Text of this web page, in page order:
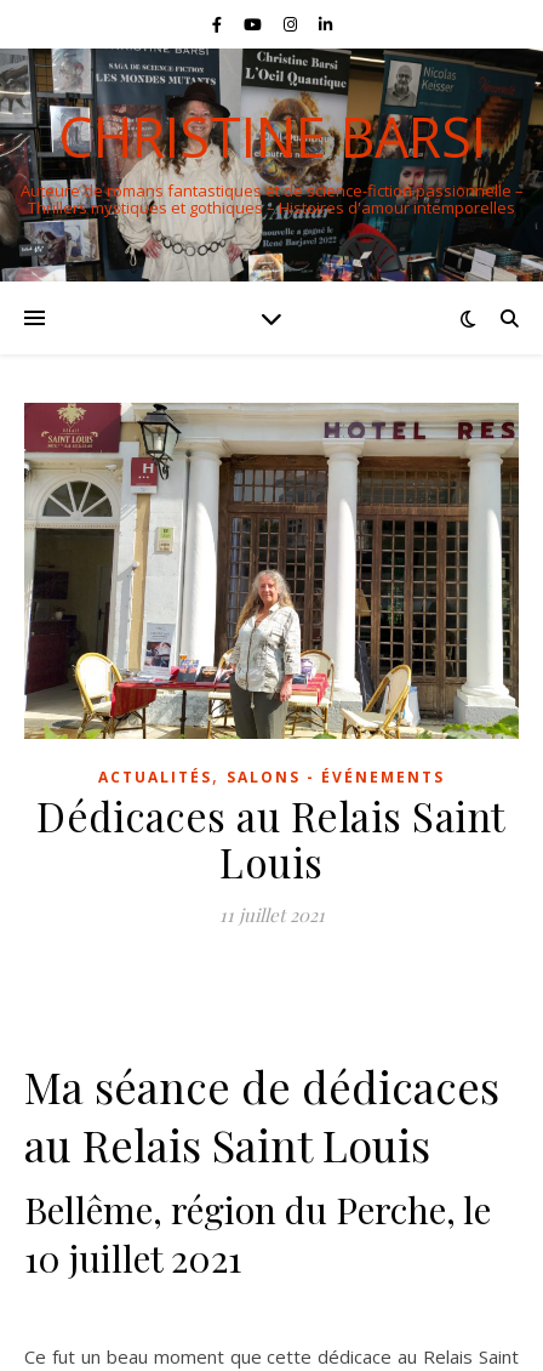
CHRISTINE BARSI
Auteure de romans fantastiques et de science-fiction passionnelle –
Thrillers mystiques et gothiques – Histoires d'amour intemporelles
ACTUALITÉS, SALONS - ÉVÉNEMENTS
Dédicaces au Relais Saint
Louis
11 juillet 2021
Ma séance de dédicaces
au Relais Saint Louis
Bellême, région du Perche, le
10 juillet 2021
Ce fut un beau moment que cette dédicace au Relais Saint